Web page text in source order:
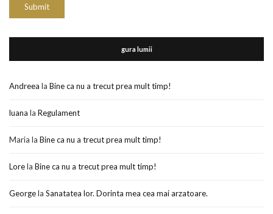
gura lumii
Andreea la Bine ca nu a trecut prea mult timp!
luana la Regulament
Maria la Bine ca nu a trecut prea mult timp!
Lorela Bine ca nu a trecut prea mult timp!
Georgela Sanatatea lor. Dorinta mea cea mai arzatoare.